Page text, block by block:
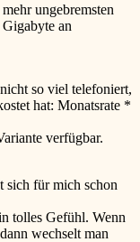
ungebremsten
an
so viel telefoniert,
hat: Monatsrate *
verfügbar.
sich für mich schon
tolles Gefühl. Wenn
wechselt man